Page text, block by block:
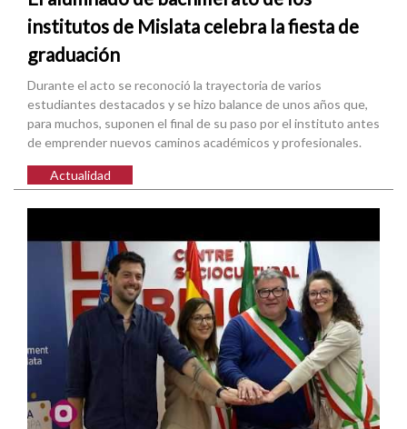
institutos de Mislata celebra la fiesta de
graduación
Durante el acto se reconoció la trayectoria de varios
estudiantes destacados y se hizo balance de unos años que,
para muchos, suponen el final de su paso por el instituto antes
de emprender nuevos caminos académicos y profesionales.
Actualidad